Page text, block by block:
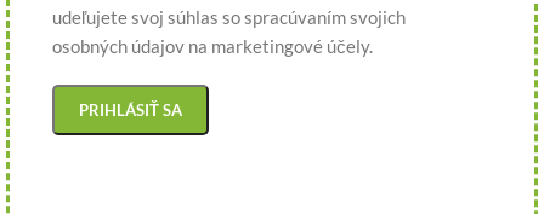
udeľujete svoj súhlas so spracúvaním svojich
osobných údajov na marketingové účely.